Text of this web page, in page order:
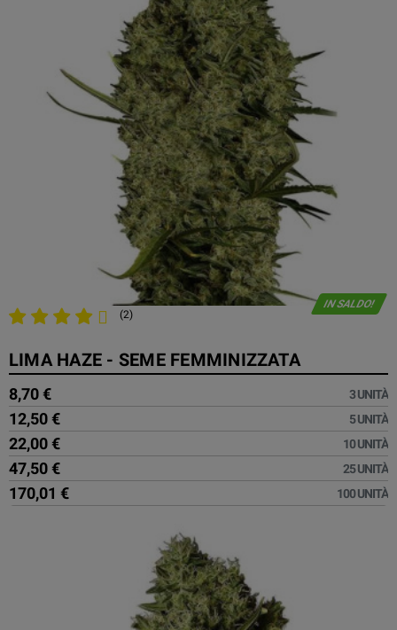
IN SALDO!
(2)
LIMA HAZE - SEME FEMMINIZZATA
8,70 € 3 UNITÀ
12,50 € 5 UNITÀ
22,00 € 10 UNITÀ
47,50 € 25 UNITÀ
170,01 € 100 UNITÀ